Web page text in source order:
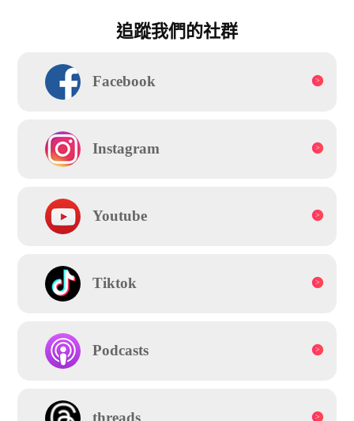
追蹤我們的社群
Facebook
Instagram
Youtube
Tiktok
Podcasts
threads